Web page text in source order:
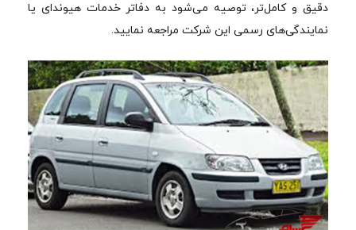
دقیق و کامل‌تر، توصیه می‌شود به دفاتر خدمات هیوندای یا
نمایندگی‌های رسمی این شرکت مراجعه نمایید.